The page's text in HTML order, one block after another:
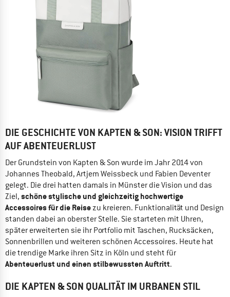
DIE GESCHICHTE VON KAPTEN & SON: VISION TRIFFT
AUF ABENTEUERLUST
Der Grundstein von Kapten & Son wurde im Jahr 2014 von
Johannes Theobald, Artjem Weissbeck und Fabien Deventer
gelegt. Die drei hatten damals in Münster die Vision und das
Ziel, schöne stylische und gleichzeitig hochwertige
Accessoires für die Reisezu kreieren. Funktionalität und Design
standen dabei an oberster Stelle. Sie starteten mit Uhren,
später erweiterten sie ihr Portfolio mit Taschen, Rucksäcken,
Sonnenbrillen und weiteren schönen Accessoires. Heute hat
die trendige Marke ihren Sitz in Köln und steht für
Abenteuerlust und einen stilbewussten Auftritt.
DIE KAPTEN & SON QUALITÄT IM URBANEN STIL